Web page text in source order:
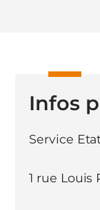
Infos
Service
1 rue Louis